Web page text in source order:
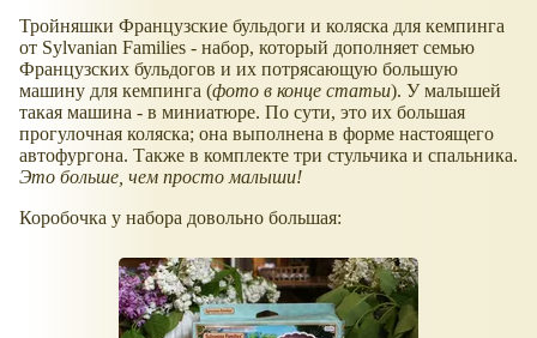
Тройняшки Французские бульдоги и коляска для кемпинга
от Sylvanian Families - набор, который дополняет семью
Французских бульдогов и их потрясающую большую
машину для кемпинга (фото в конце статьи). У малышей
такая машина - в миниатюре. По сути, это их большая
прогулочная коляска; она выполнена в форме настоящего
автофургона. Также в комплекте три стульчика и спальника.
Это больше, чем просто малыши!
Коробочка у набора довольно большая: